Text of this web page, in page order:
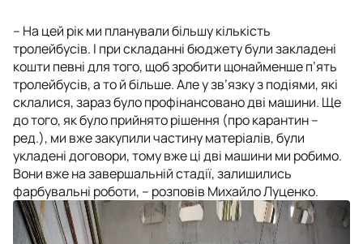
– На цей рік ми планували більшу кількість
тролейбусів. І при складанні бюджету були закладені
кошти певні для того, щоб зробити щонайменше п’ять
тролейбусів, а то й більше. Але у зв’язку з подіями, які
склалися, зараз було профінансовано дві машини. Ще
до того, як було прийнято рішення (про карантин –
ред.), ми вже закупили частину матеріалів, були
укладені договори, тому вже ці дві машини ми робимо.
Вони вже на завершальній стадії, залишились
фарбувальні роботи, – розповів Михайло Луценко.